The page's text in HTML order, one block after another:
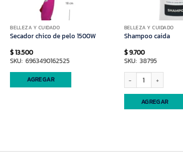
BELLEZA Y CUIDADO
Secador chico de pelo 1500W
$13.500
SKU: 6963490162525
AGREGAR
BELLEZA Y CUIDADO
Shampoo caida
$9.700
SKU: 38795
Shampoo caida cantidad
AGREGAR